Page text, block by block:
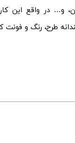
و… در واقع این
طرح، رنگ و فونت